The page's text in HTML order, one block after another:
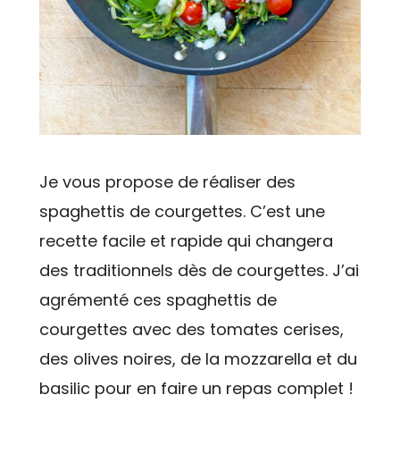
Je vous propose de réaliser des
spaghettis de courgettes. C’est une
recette facile et rapide qui changera
des traditionnels dès de courgettes. J’ai
agrémenté ces spaghettis de
courgettes avec des tomates cerises,
des olives noires, de la mozzarella et du
basilic pour en faire un repas complet !